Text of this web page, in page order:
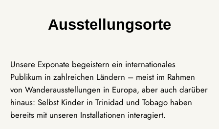
Ausstellungsorte
Unsere Exponate begeistern ein internationales
Publikum in zahlreichen Ländern – meist im Rahmen
von Wanderausstellungen in Europa, aber auch darüber
hinaus: Selbst Kinder in Trinidad und Tobago haben
bereits mit unseren Installationen interagiert.